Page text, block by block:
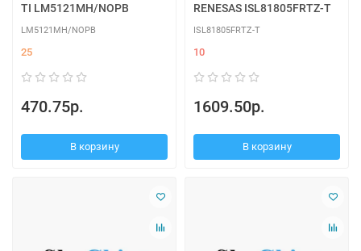
TI LM5121MH/NOPB
LM5121MH/NOPB
25
470.75р.
В корзину
RENESAS ISL81805FRTZ-T
ISL81805FRTZ-T
10
1609.50р.
В корзину